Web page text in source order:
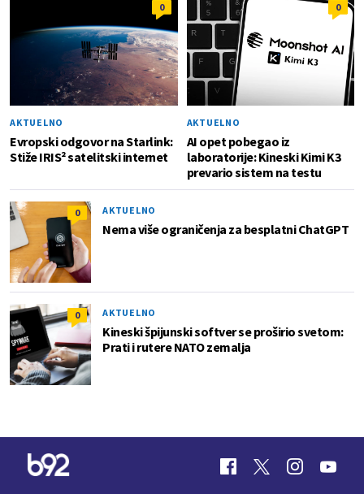
0
AKTUELNO
Evropski odgovor na Starlink:
Stiže IRIS² satelitski internet
0
AKTUELNO
AI opet pobegao iz
laboratorije: Kineski Kimi K3
prevario sistem na testu
0 AKTUELNO
Nema više ograničenja za besplatni ChatGPT
0 AKTUELNO
Kineski špijunski softver se proširio svetom:
Prati i rutere NATO zemalja